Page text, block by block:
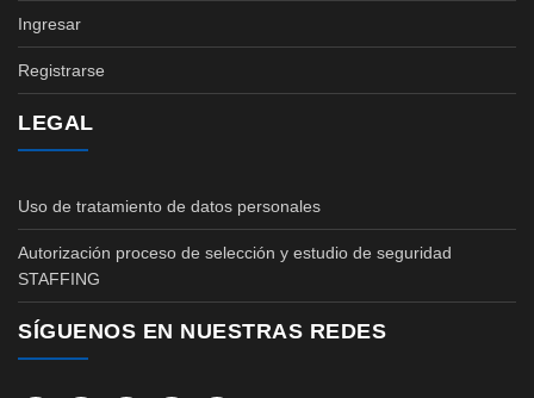
Ingresar
Registrarse
LEGAL
Uso de tratamiento de datos personales
Autorización proceso de selección y estudio de seguridad
STAFFING
SÍGUENOS EN NUESTRAS REDES